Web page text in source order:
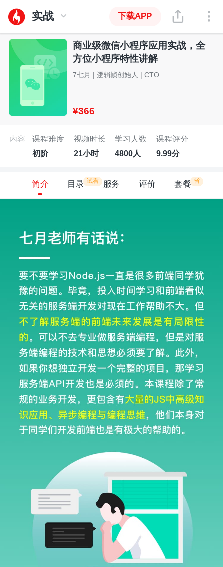
实战 下载APP
商业级微信小程序应用实战，全
方位小程序特性讲解
7七月 | 逻辑帧创始人 | CTO
¥366
内容
课程难度
初阶
视频时长
21小时
学习人数
4800人
课程评分
9.99分
简介 目录 试看 服务 评价 套餐 省